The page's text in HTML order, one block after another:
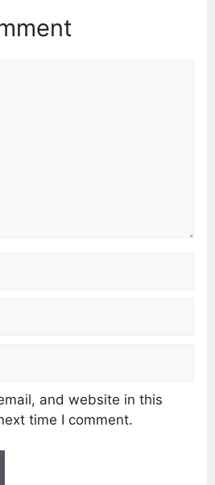
and website in this
time I comment.